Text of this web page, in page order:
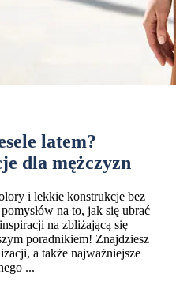
latem?
dla mężczyzn
i lekkie konstrukcje bez
na to, jak się ubrać
na zbliżającą się
poradnikiem! Znajdziesz
a także najważniejsze
...